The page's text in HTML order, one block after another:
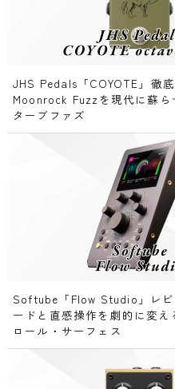
JHS Pedals「COYOTE」徹
Moonrock Fuzzを現代に蘇ら
ターブファズ
Softube「Flow Studio」レ
ードと直感操作を劇的に変え
ロール・サーフェス